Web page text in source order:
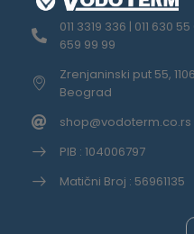
011 3319 336 | 011 630
659 99 99
Zrenjaninski put 55,
Beograd
shop@vodoterm.co.rs
PIB : 104006797
Matični Broj : 56961135